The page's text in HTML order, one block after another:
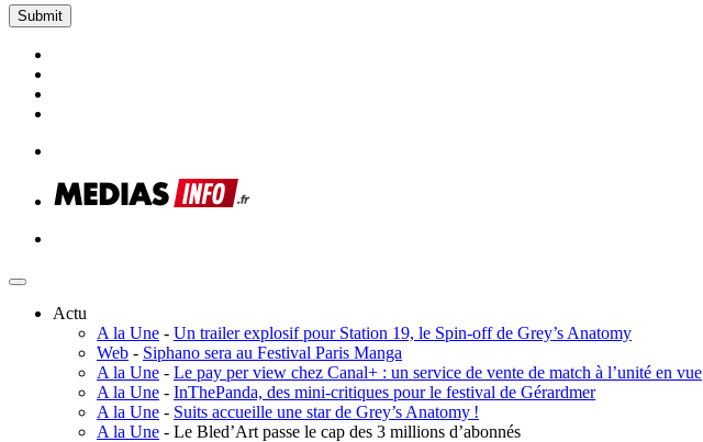
Actu
A la Une - Un trailer explosif pour Station 19, le Spin-off de Grey’s Anatomy
Web - Siphano sera au Festival Paris Manga
A la Une - Le pay per view chez Canal+ : un service de vente de match à l’unité en vue
A la Une - InThePanda, des mini-critiques pour le festival de Gérardmer
A la Une - Suits accueille une star de Grey’s Anatomy !
A la Une - Le Bled’Art passe le cap des 3 millions d’abonnés